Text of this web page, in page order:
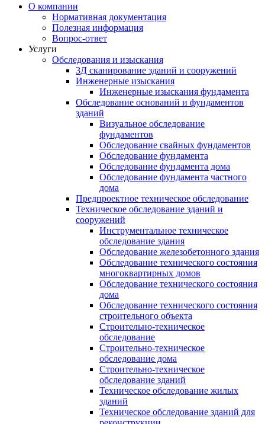
О компании
Нормативная документация
Полезная информация
Вопрос-ответ
Услуги
Обследования и изыскания
3Д сканирование зданий и сооружений
Инженерные изыскания
Инженерные изыскания фундамента
Обследование оснований и фундаментов
зданий
Визуальное обследование
фундаментов
Обследование свайных фундаментов
Обследование фундамента
Обследование фундамента дома
Обследование фундамента частного
дома
Предпроектное техническое обследование
Техническое обследование зданий и
сооружений
Инструментальное техническое
обследование здания
Обследование железобетонного здания
Обследование технического состояния
многоквартирных домов
Обследование технического состояния
дома
Обследование технического состояния
строительного объекта
Строительно-техническое
обследование
Строительно-техническое
обследование дома
Строительно-техническое
обследование зданий
Техническое обследование жилых
зданий
Техническое обследование зданий для